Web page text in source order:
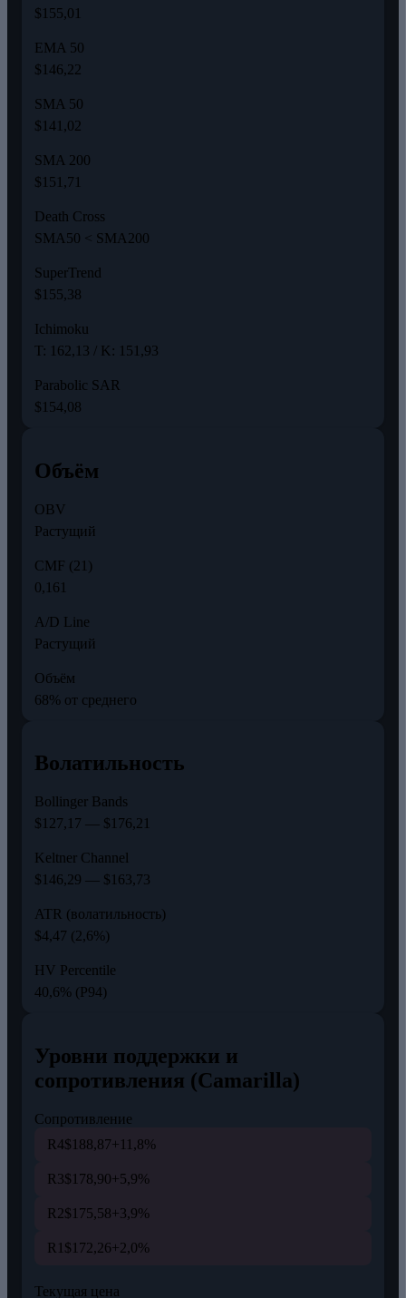
$155,01
EMA 50
$146,22
SMA 50
$141,02
SMA 200
$151,71
Death Cross
SMA50 < SMA200
SuperTrend
$155,38
Ichimoku
T: 162,13 / K: 151,93
Parabolic SAR
$154,08
Объём
OBV
Растущий
CMF (21)
0,161
A/D Line
Растущий
Объём
68% от среднего
Волатильность
Bollinger Bands
$127,17 — $176,21
Keltner Channel
$146,29 — $163,73
ATR (волатильность)
$4,47 (2,6%)
HV Percentile
40,6% (P94)
Уровни поддержки и
сопротивления (Camarilla)
Сопротивление
R4$188,87+11,8%
R3$178,90+5,9%
R2$175,58+3,9%
R1 $172,26+2,0%
Текущая цена